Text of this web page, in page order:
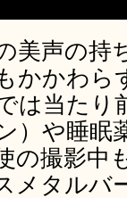
美声の持
かかわら
は当たり
）や睡眠
の撮影中
メタルバ